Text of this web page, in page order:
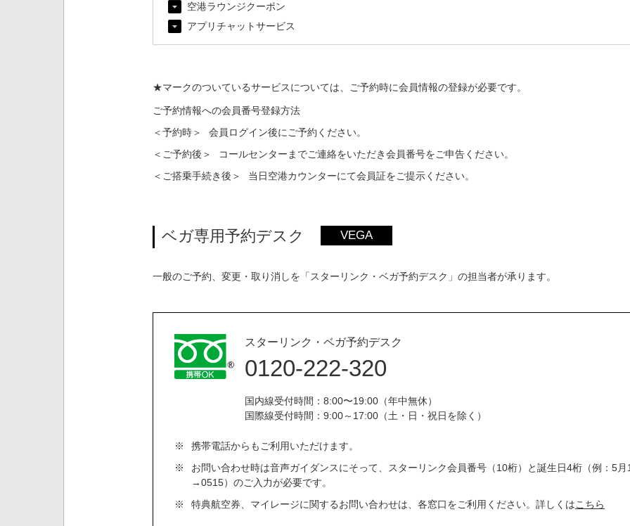
空港ラウンジクーポン
アプリチャットサービス
★マークのついているサービスについては、ご予約時に会員情報の登録が必要です。
ご予約情報への会員番号登録方法
＜予約時＞
会員ログイン後にご予約ください。
＜ご予約後＞
コールセンターまでご連絡をいただき会員番号をご申告ください。
＜ご搭乗手続き後＞
当日空港カウンターにて会員証をご提示ください。
ベガ専用予約デスク VEGA
一般のご予約、変更・取り消しを「スターリンク・ベガ予約デスク」の担当者が承ります。
スターリンク・ベガ予約デスク
0120-222-320
国内線受付時間：8:00〜19:00（年中無休）
国際線受付時間：9:00～17:00（土・日・祝日を除く）
※
携帯電話からもご利用いただけます。
※
お問い合わせ時は音声ガイダンスにそって、スターリンク会員番号（10桁）と誕生日4桁（例：5月
→0515）のご入力が必要です。
※
特典航空券、マイレージに関するお問い合わせは、各窓口をご利用ください。詳しくはこちら